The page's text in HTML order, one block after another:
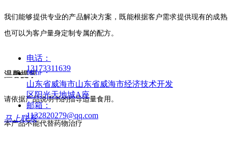
我们能够提供专业的产品解决方案，既能根据客户需求提供现有的成
也可以为客户量身定制专属的配方。
温馨提示
请依据产品说明书的指导适量食用。
本产品不能代替药物治疗
马上联系
电话：
13173311639
地址：
山东省威海市山东省威海市经济技术开发
区阳光天地城A座
邮箱：
1132820279@qq.com